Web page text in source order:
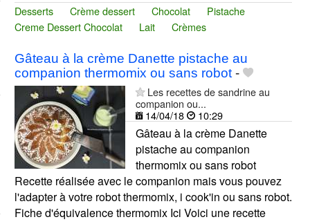
Desserts Crème dessert Chocolat
Pistache
Creme Dessert Chocolat
Lait Crèmes
Gâteau à la crème Danette pistache au
companion thermomix ou sans robot-
Les recettes de sandrine au
companion ou...
14/04/18
10:29
Gâteau à la crème Danette
pistache au companion
thermomix ou sans robot
Recette réalisée avec le companion mais vous pouvez
l'adapter à votre robot thermomix, i cook'in ou sans robot.
Fiche d'équivalence thermomix Ici Voici une recette